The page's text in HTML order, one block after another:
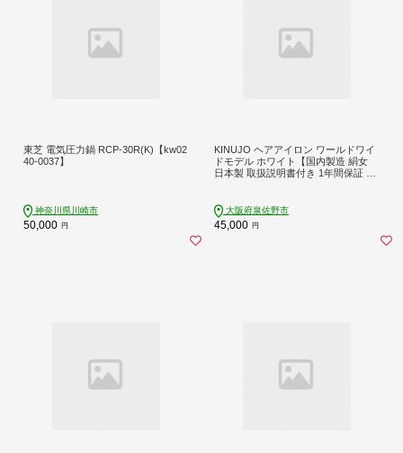
東芝 電気圧力鍋 RCP-30R(K)【kw02
40-0037】
神奈川県川崎市
50,000 円
KINUJO ヘアアイロン ワールドワイ
ドモデル ホワイト【国内製造 絹女
日本製 取扱説明書付き 1年間保証 美
0005大阪府泉佐野市
45,000 円